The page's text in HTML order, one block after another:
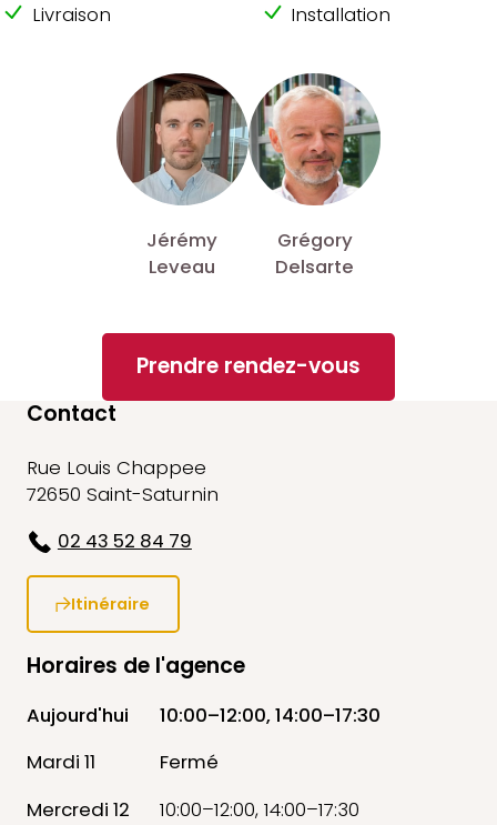
Livraison
Installation
Jérémy
Leveau
Grégory
Delsarte
Prendre rendez-vous
Contact
Rue Louis Chappee
72650 Saint-Saturnin
02 43 52 84 79
Itinéraire
Horaires de l'agence
Aujourd'hui
10:00–12:00, 14:00–17:30
Mardi 11
Fermé
Mercredi 12
10:00–12:00, 14:00–17:30